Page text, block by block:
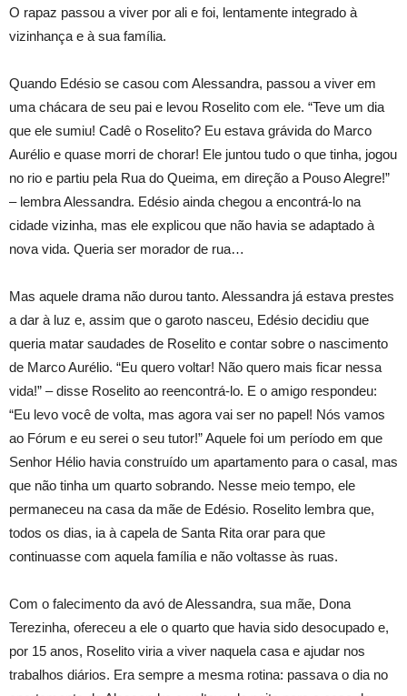
O rapaz passou a viver por ali e foi, lentamente integrado à
vizinhança e à sua família.
Quando Edésio se casou com Alessandra, passou a viver em
uma chácara de seu pai e levou Roselito com ele. “Teve um dia
que ele sumiu! Cadê o Roselito? Eu estava grávida do Marco
Aurélio e quase morri de chorar! Ele juntou tudo o que tinha, jogou
no rio e partiu pela Rua do Queima, em direção a Pouso Alegre!”
– lembra Alessandra. Edésio ainda chegou a encontrá-lo na
cidade vizinha, mas ele explicou que não havia se adaptado à
nova vida. Queria ser morador de rua…
Mas aquele drama não durou tanto. Alessandra já estava prestes
a dar à luz e, assim que o garoto nasceu, Edésio decidiu que
queria matar saudades de Roselito e contar sobre o nascimento
de Marco Aurélio. “Eu quero voltar! Não quero mais ficar nessa
vida!” – disse Roselito ao reencontrá-lo. E o amigo respondeu:
“Eu levo você de volta, mas agora vai ser no papel! Nós vamos
ao Fórum e eu serei o seu tutor!” Aquele foi um período em que
Senhor Hélio havia construído um apartamento para o casal, mas
que não tinha um quarto sobrando. Nesse meio tempo, ele
permaneceu na casa da mãe de Edésio. Roselito lembra que,
todos os dias, ia à capela de Santa Rita orar para que
continuasse com aquela família e não voltasse às ruas.
Com o falecimento da avó de Alessandra, sua mãe, Dona
Terezinha, ofereceu a ele o quarto que havia sido desocupado e,
por 15 anos, Roselito viria a viver naquela casa e ajudar nos
trabalhos diários. Era sempre a mesma rotina: passava o dia no